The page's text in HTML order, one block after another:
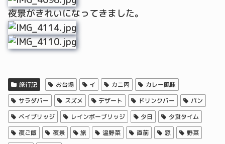
夜景がきれいになってきました。
旅行記 お台場 イ カニ肉
カレー風味
サラダバー
スズメ デザート ドリンクバー
パン
ベイブリッジ
レインボーブリッジ 夕日
夕食タイム
夜ご飯
夜景 旅 温野菜 直前 窓
野菜